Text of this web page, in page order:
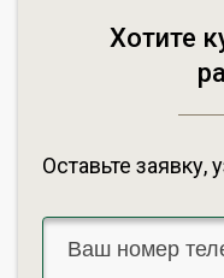
Хотите
Оставьте заявку,